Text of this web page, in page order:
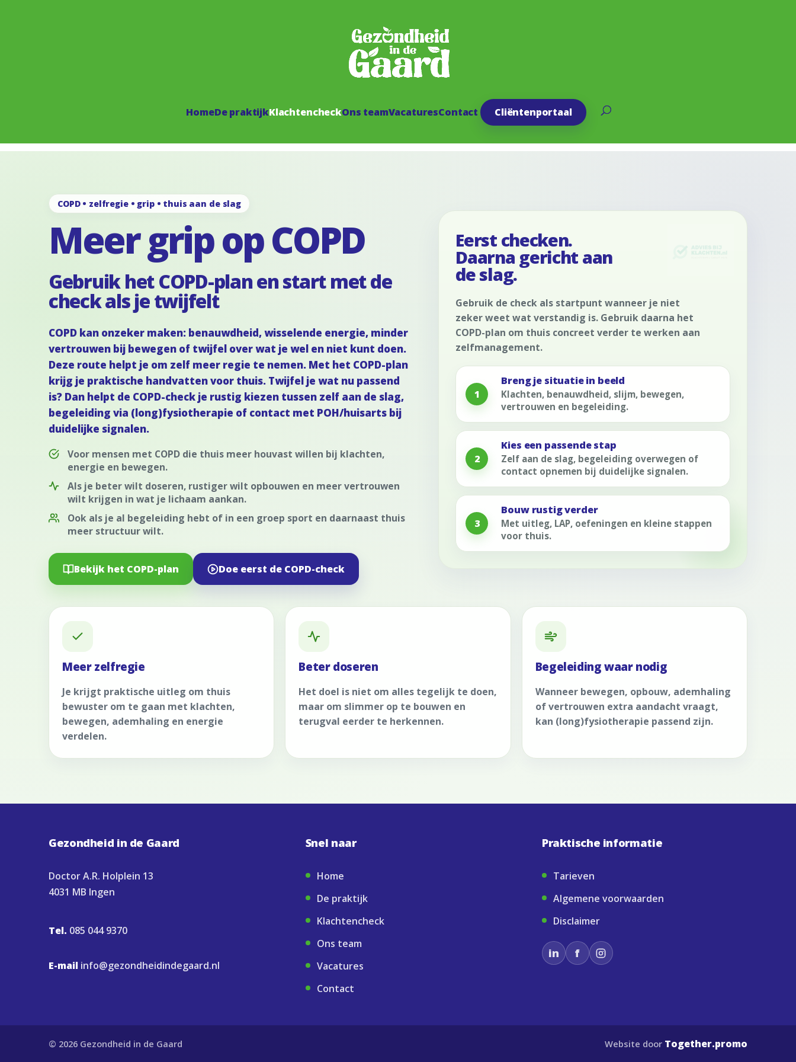
HomeDe praktijkKlachtencheckOns teamVacaturesContact Cliëntenportaal
COPD • zelfregie • grip • thuis aan de slag
Meer grip op COPD
Gebruik het COPD-plan en start met de
check als je twijfelt
COPD kan onzeker maken: benauwdheid, wisselende energie, minder
vertrouwen bij bewegen of twijfel over wat je wel en niet kunt doen.
Deze route helpt je om zelf meer regie te nemen. Met het COPD-plan
krijg je praktische handvatten voor thuis. Twijfel je wat nu passend
is? Dan helpt de COPD-check je rustig kiezen tussen zelf aan de slag,
begeleiding via (long)fysiotherapie of contact met POH/huisarts bij
duidelijke signalen.
Voor mensen met COPD die thuis meer houvast willen bij klachten,
energie en bewegen.
Als je beter wilt doseren, rustiger wilt opbouwen en meer vertrouwen
wilt krijgen in wat je lichaam aankan.
Ook als je al begeleiding hebt of in een groep sport en daarnaast thuis
meer structuur wilt.
Bekijk het COPD-plan Doe eerst de COPD-check
Eerst checken.
Daarna gericht aan
de slag.
Gebruik de check als startpunt wanneer je niet
zeker weet wat verstandig is. Gebruik daarna het
COPD-plan om thuis concreet verder te werken aan
zelfmanagement.
1
Breng je situatie in beeld
Klachten, benauwdheid, slijm, bewegen,
vertrouwen en begeleiding.
2
Kies een passende stap
Zelf aan de slag, begeleiding overwegen of
contact opnemen bij duidelijke signalen.
3
Bouw rustig verder
Met uitleg, LAP, oefeningen en kleine stappen
voor thuis.
Meer zelfregie
Je krijgt praktische uitleg om thuis
bewuster om te gaan met klachten,
bewegen, ademhaling en energie
verdelen.
Beter doseren
Het doel is niet om alles tegelijk te doen,
maar om slimmer op te bouwen en
terugval eerder te herkennen.
Begeleiding waar nodig
Wanneer bewegen, opbouw, ademhaling
of vertrouwen extra aandacht vraagt,
kan (long)fysiotherapie passend zijn.
Gezondheid in de Gaard
Doctor A.R. Holplein 13
4031 MB Ingen
Tel. 085 044 9370
E-mail info@gezondheidindegaard.nl
Snel naar
Home
De praktijk
Klachtencheck
Ons team
Vacatures
Contact
Praktische informatie
Tarieven
Algemene voorwaarden
Disclaimer
in f
© 2026 Gezondheid in de Gaard Website door Together.promo